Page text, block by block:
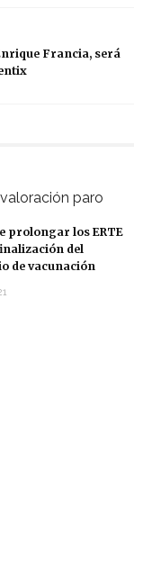
Francia, será
prolongar los ERTE
del
de vacunación